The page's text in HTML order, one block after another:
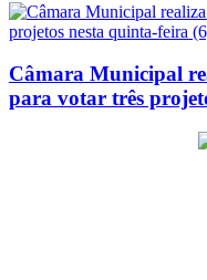
Câmara Municipal
para votar três